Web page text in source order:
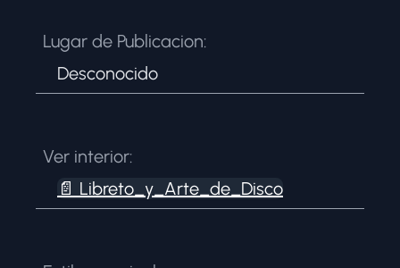
Lugar de Publicacion:
Desconocido
Ver interior:
📄 Libreto_y_Arte_de_Disco